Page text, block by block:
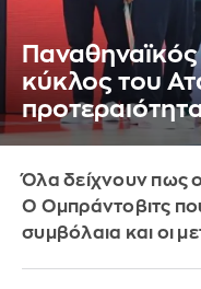
κύκλος του
Όλα δείχνουν πως
Ο Ομπράντοβιτς που
συμβόλαια και οι